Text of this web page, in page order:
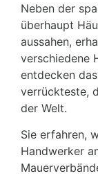
Neben der
überhaupt
aussahen,
verschiedene
entdecken
verrückteste,
der Welt.
Sie erfahren,
Handwerker